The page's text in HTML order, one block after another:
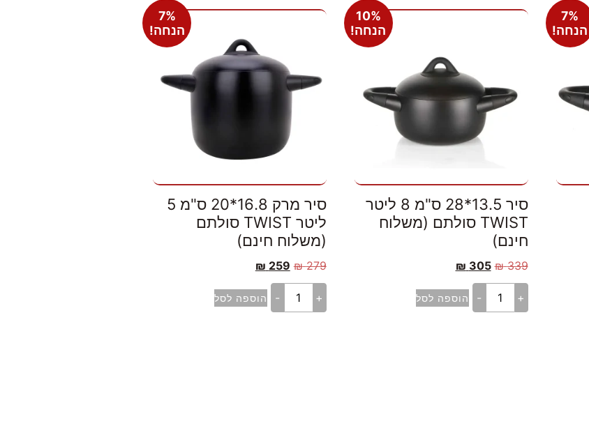
7%
הנחה!
10%
הנחה!
סיר 13.5*28 ס"מ 8 ליטר
TWIST סולתם (משלוח
חינם)
339
₪
305
₪
+
- הוספה לסל
7%
הנחה!
סיר מרק 16.8*20 ס"מ 5
ליטר TWIST סולתם
(משלוח חינם)
279
₪
259
₪
+
- הוספה לסל